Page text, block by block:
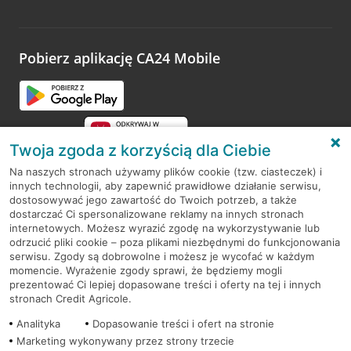
opinie.
Pobierz aplikację CA24 Mobile
RODO
Regulamin serwisu
Mapa serwisu
PolitykaCookies
Twoja zgoda z korzyścią dla Ciebie
Na naszych stronach używamy plików cookie (tzw. ciasteczek) i
innych technologii, aby zapewnić prawidłowe działanie serwisu,
dostosowywać jego zawartość do Twoich potrzeb, a także
dostarczać Ci spersonalizowane reklamy na innych stronach
internetowych. Możesz wyrazić zgodę na wykorzystywanie lub
odrzucić pliki cookie – poza plikami niezbędnymi do funkcjonowania
serwisu. Zgody są dobrowolne i możesz je wycofać w każdym
momencie. Wyrażenie zgody sprawi, że będziemy mogli
prezentować Ci lepiej dopasowane treści i oferty na tej i innych
stronach Credit Agricole.
Analityka
Dopasowanie treści i ofert na stronie
Marketing wykonywany przez strony trzecie